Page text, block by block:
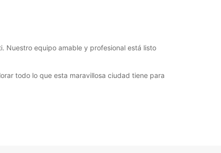
Nuestro equipo amable y profesional está listo
todo lo que esta maravillosa ciudad tiene para